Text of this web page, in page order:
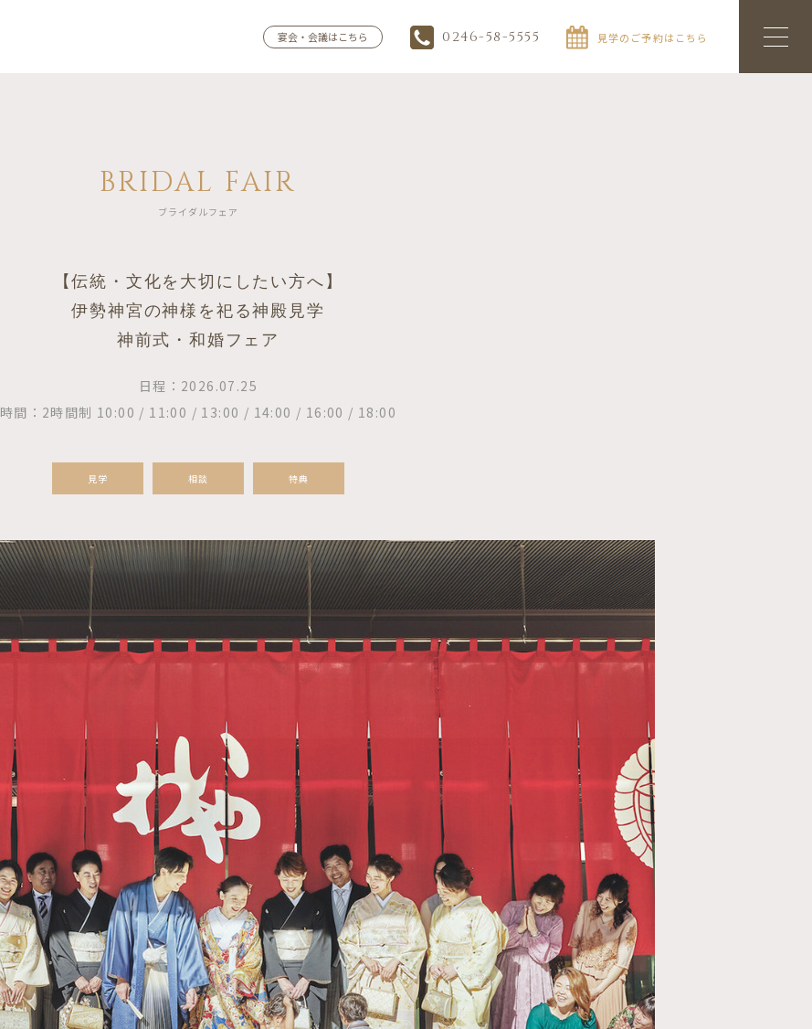
宴会・会議はこちら 0246-58-5555 見学のご予約はこちら
BRIDAL FAIR
ブライダルフェア
【伝統・文化を大切にしたい方へ】
伊勢神宮の神様を祀る神殿見学
神前式・和婚フェア
日程：2026.07.25
時間：2時間制 10:00 / 11:00 / 13:00 / 14:00 / 16:00 / 18:00
見学 相談 特典